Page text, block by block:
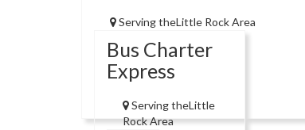
Serving theLittle Rock Area
Bus Charter
Express
Serving theLittle
Rock Area